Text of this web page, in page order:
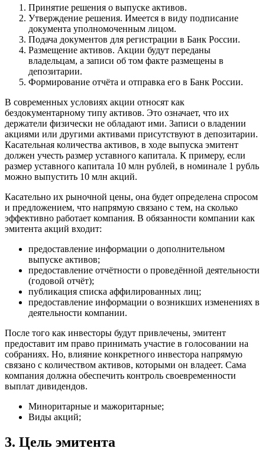
Принятие решения о выпуске активов.
Утверждение решения. Имеется в виду подписание
документа уполномоченным лицом.
Подача документов для регистрации в Банк России.
Размещение активов. Акции будут переданы
владельцам, а записи об том факте размещены в
депозитарии.
Формирование отчёта и отправка его в Банк России.
В современных условиях акции относят как
бездокументарному типу активов. Это означает, что их
держатели физически не обладают ими. Записи о владении
акциями или другими активами присутствуют в депозитарии.
Касательная количества активов, в ходе выпуска эмитент
должен учесть размер уставного капитала. К примеру, если
размер уставного капитала 10 млн рублей, в номинале 1 рубль
можно выпустить 10 млн акций.
Касательно их рыночной цены, она будет определена спросом
и предложением, что напрямую связано с тем, на сколько
эффективно работает компания. В обязанности компании как
эмитента акций входит:
предоставление информации о дополнительном
выпуске активов;
предоставление отчётности о проведённой деятельности
(годовой отчёт);
публикация списка аффилированных лиц;
предоставление информации о возникших изменениях в
деятельности компании.
После того как инвесторы будут привлечены, эмитент
предоставит им право принимать участие в голосовании на
собраниях. Но, влияние конкретного инвестора напрямую
связано с количеством активов, которыми он владеет. Сама
компания должна обеспечить контроль своевременности
выплат дивидендов.
Миноритарные и мажоритарные;
Виды акций;
3. Цель эмитента